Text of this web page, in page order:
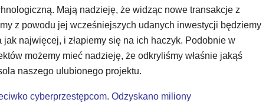
Mają nadzieję, że widząc nowe transakcje z
z powodu jej wcześniejszych udanych inwestycji będziemy
najwięcej, i złapiemy się na ich haczyk. Podobnie w
możemy mieć nadzieję, że odkryliśmy właśnie jakąś
naszego ulubionego projektu.
cyberprzestępcom. Odzyskano miliony